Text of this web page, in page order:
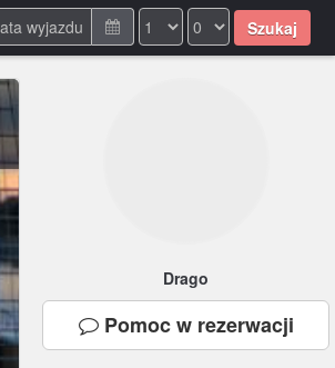
Szukaj
Drago
Pomocw rezerwacji